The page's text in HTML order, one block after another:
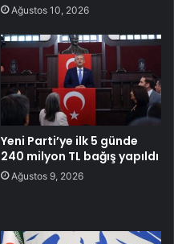
Ağustos 10, 2026
Yeni Parti’ye ilk 5 günde
240 milyon TL bağış yapıldı
Ağustos 9, 2026